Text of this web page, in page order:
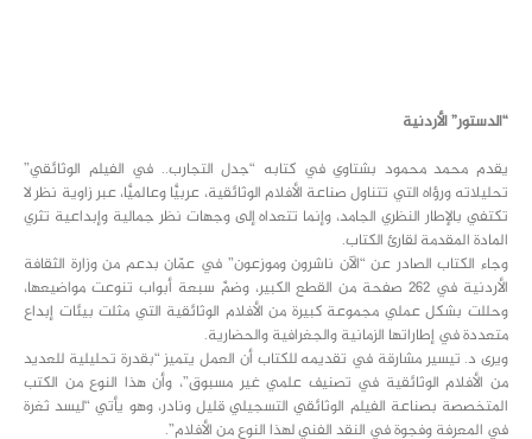
“الدستور” الأردنية
يقدم محمد محمود بشتاوي في كتابه “جدل التجارب.. في الفيلم الوثائقي”
تحليلاته ورؤاه التي تتناول صناعة الأفلام الوثائقية، عربيًّا وعالميًّا، عبر زاوية نظر لا
تكتفي بالإطار النظري الجامد، وإنما تتعداه إلى وجهات نظر جمالية وإبداعية تثري
المادة المقدمة لقارئ الكتاب.
وجاء الكتاب الصادر عن “الآن ناشرون وموزعون” في عمّان بدعم من وزارة الثقافة
الأردنية في 262 صفحة من القطع الكبير، وضمَّ سبعة أبواب تنوعت مواضيعها،
وحللت بشكل عملي مجموعة كبيرة من الأفلام الوثائقية التي مثلت بيئات إبداع
متعددة في إطاراتها الزمانية والجغرافية والحضارية.
ويرى د. تيسير مشارقة في تقديمه للكتاب أن العمل يتميز “بقدرة تحليلية للعديد
من الأفلام الوثائقية في تصنيف علمي غير مسبوق”، وأن هذا النوع من الكتب
المتخصصة بصناعة الفيلم الوثائقي التسجيلي قليل ونادر، وهو يأتي “ليسد ثغرة
في المعرفة وفجوة في النقد الفني لهذا النوع من الأفلام”.